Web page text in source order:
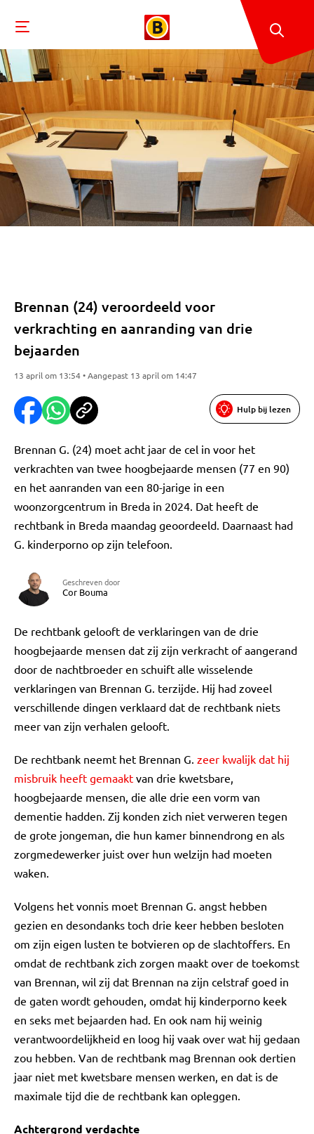
Brennan (24) veroordeeld voor
verkrachting en aanranding van drie
bejaarden
13 april om 13:54 • Aangepast 13 april om 14:47
Hulp bij lezen
Brennan G. (24) moet acht jaar de cel in voor het
verkrachten van twee hoogbejaarde mensen (77 en 90)
en het aanranden van een 80-jarige in een
woonzorgcentrum in Breda in 2024. Dat heeft de
rechtbank in Breda maandag geoordeeld. Daarnaast had
G. kinderporno op zijn telefoon.
Geschreven door
Cor Bouma
De rechtbank gelooft de verklaringen van de drie
hoogbejaarde mensen dat zij zijn verkracht of aangerand
door de nachtbroeder en schuift alle wisselende
verklaringen van Brennan G. terzijde. Hij had zoveel
verschillende dingen verklaard dat de rechtbank niets
meer van zijn verhalen gelooft.
De rechtbank neemt het Brennan G. zeer kwalijk dat hij
misbruik heeft gemaakt van drie kwetsbare,
hoogbejaarde mensen, die alle drie een vorm van
dementie hadden. Zij konden zich niet verweren tegen
de grote jongeman, die hun kamer binnendrong en als
zorgmedewerker juist over hun welzijn had moeten
waken.
Volgens het vonnis moet Brennan G. angst hebben
gezien en desondanks toch drie keer hebben besloten
om zijn eigen lusten te botvieren op de slachtoffers. En
omdat de rechtbank zich zorgen maakt over de toekomst
van Brennan, wil zij dat Brennan na zijn celstraf goed in
de gaten wordt gehouden, omdat hij kinderporno keek
en seks met bejaarden had. En ook nam hij weinig
verantwoordelijkheid en loog hij vaak over wat hij gedaan
zou hebben. Van de rechtbank mag Brennan ook dertien
jaar niet met kwetsbare mensen werken, en dat is de
maximale tijd die de rechtbank kan opleggen.
Achtergrond verdachte